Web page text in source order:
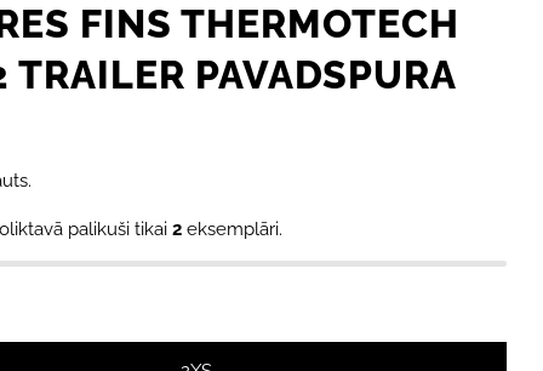
FINS THERMOTECH
TRAILER PAVADSPURA
palikuši tikai2 eksemplāri.